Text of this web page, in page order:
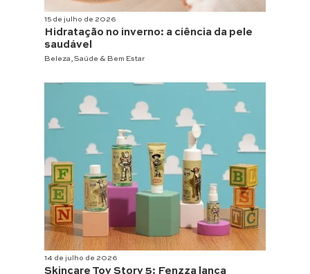
15 de julho de 2026
Hidratação no inverno: a ciência da pele
saudável
Beleza , Saúde & Bem Estar
14 de julho de 2026
Skincare Toy Story 5: Fenzza lança